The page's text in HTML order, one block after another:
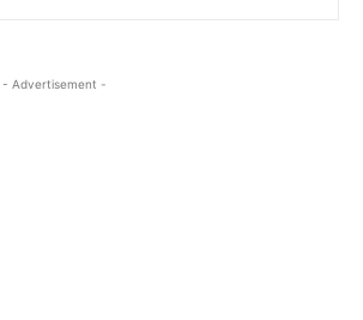
- Advertisement -